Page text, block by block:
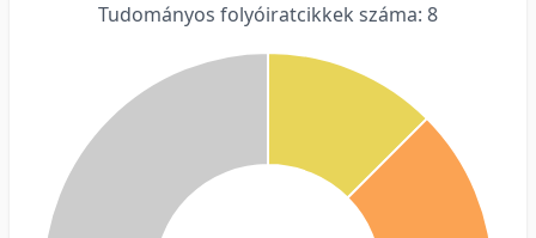
Tudományos folyóiratcikkek száma: 8